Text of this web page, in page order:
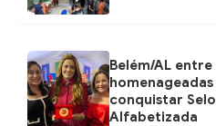
Belém/AL
conquistar
Alfabetizada